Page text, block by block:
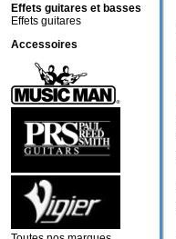
Effets guitares et basses
Effets guitares
Accessoires